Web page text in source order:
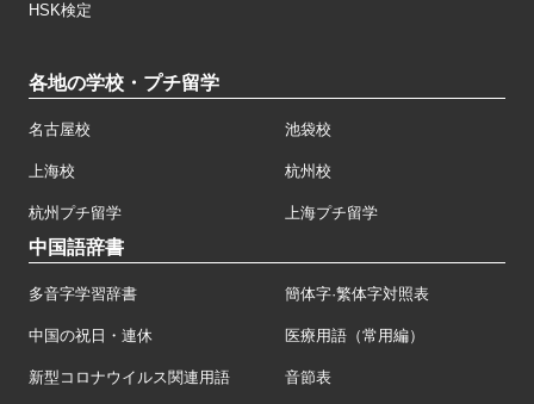
HSK検定
各地の学校・プチ留学
名古屋校 池袋校
上海校 杭州校
杭州プチ留学 上海プチ留学
中国語辞書
多音字学習辞書 簡体字·繁体字対照表
中国の祝日・連休 医療用語（常用編）
新型コロナウイルス関連用語 音節表